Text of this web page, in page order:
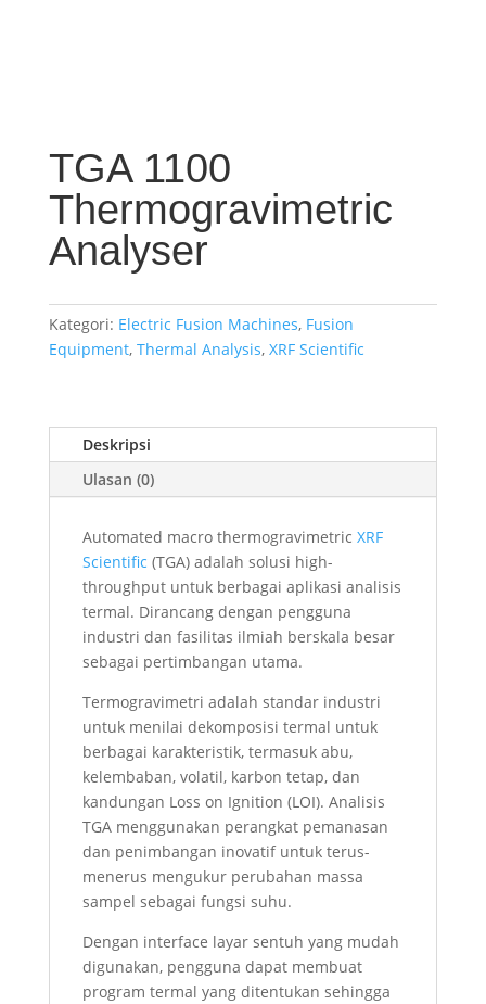
TGA 1100
Thermogravimetric
Analyser
Kategori: Electric Fusion Machines, Fusion
Equipment, Thermal Analysis, XRF Scientific
Deskripsi
Ulasan (0)
Automated macro thermogravimetric XRF
Scientific (TGA) adalah solusi high-
throughput untuk berbagai aplikasi analisis
termal. Dirancang dengan pengguna
industri dan fasilitas ilmiah berskala besar
sebagai pertimbangan utama.
Termogravimetri adalah standar industri
untuk menilai dekomposisi termal untuk
berbagai karakteristik, termasuk abu,
kelembaban, volatil, karbon tetap, dan
kandungan Loss on Ignition (LOI). Analisis
TGA menggunakan perangkat pemanasan
dan penimbangan inovatif untuk terus-
menerus mengukur perubahan massa
sampel sebagai fungsi suhu.
Dengan interface layar sentuh yang mudah
digunakan, pengguna dapat membuat
program termal yang ditentukan sehingga